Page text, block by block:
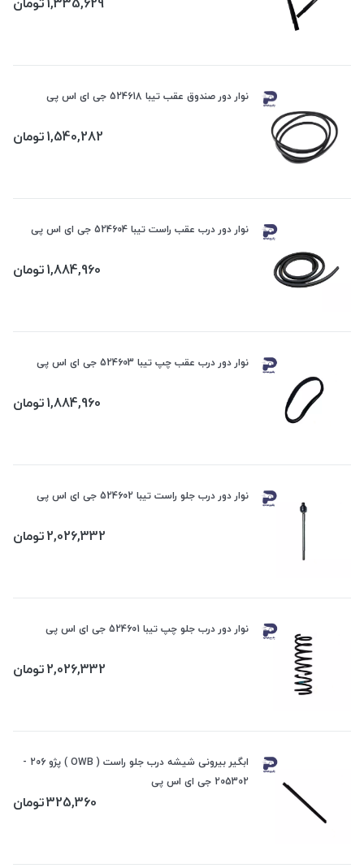
نوار دور صندوق عقب تیبا 524618 جی ای اس پی
1,540,282تومان
نوار دور درب عقب راست تیبا 524604 جی ای اس پی
1,884,960تومان
نوار دور درب عقب چپ تیبا 524603 جی ای اس پی
1,884,960تومان
نوار دور درب جلو راست تیبا 524602 جی ای اس پی
2,026,332تومان
نوار دور درب جلو چپ تیبا 524601 جی ای اس پی
2,026,332تومان
ابگیر بیرونی شیشه درب جلو راست ( OWB ) پژو 206 -
205302 جی ای اس پی
325,360تومان